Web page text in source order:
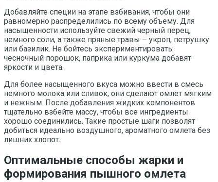
Добавляйте специи на этапе взбивания, чтобы они
равномерно распределились по всему объему. Для
насыщенности используйте свежий черный перец,
немного соли, а также пряные травы – укроп, петрушку
или базилик. Не бойтесь экспериментировать:
чесночный порошок, паприка или куркума добавят
яркости и цвета.
Для более насыщенного вкуса можно ввести в смесь
немного молока или сливок, они сделают омлет мягким
и нежным. После добавления жидких компонентов
тщательно взбейте массу, чтобы все ингредиенты
хорошо соединились. Такие простые шаги позволят
добиться идеально воздушного, ароматного омлета без
лишних хлопот.
Оптимальные способы жарки и
формирования пышного омлета